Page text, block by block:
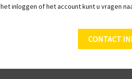
het inloggen of het account kunt u vragen
CONTACT